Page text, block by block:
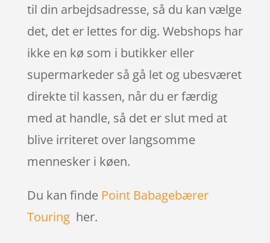
til din arbejdsadresse, så du kan vælge
det, det er lettes for dig. Webshops har
ikke en kø som i butikker eller
supermarkeder så gå let og ubesværet
direkte til kassen, når du er færdig
med at handle, så det er slut med at
blive irriteret over langsomme
mennesker i køen.
Du kan finde Point Babagebærer
Touringher.